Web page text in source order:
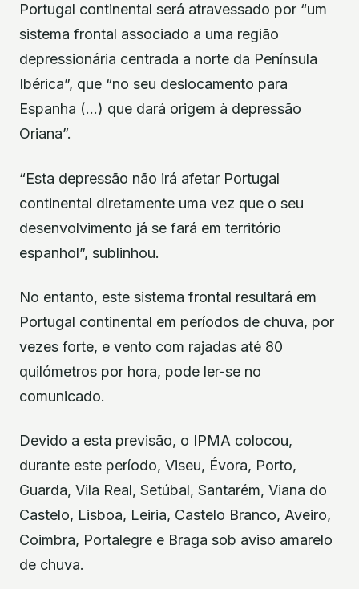
Portugal continental será atravessado por “um
sistema frontal associado a uma região
depressionária centrada a norte da Península
Ibérica”, que “no seu deslocamento para
Espanha (…) que dará origem à depressão
Oriana”.
“Esta depressão não irá afetar Portugal
continental diretamente uma vez que o seu
desenvolvimento já se fará em território
espanhol”, sublinhou.
No entanto, este sistema frontal resultará em
Portugal continental em períodos de chuva, por
vezes forte, e vento com rajadas até 80
quilómetros por hora, pode ler-se no
comunicado.
Devido a esta previsão, o IPMA colocou,
durante este período, Viseu, Évora, Porto,
Guarda, Vila Real, Setúbal, Santarém, Viana do
Castelo, Lisboa, Leiria, Castelo Branco, Aveiro,
Coimbra, Portalegre e Braga sob aviso amarelo
de chuva.